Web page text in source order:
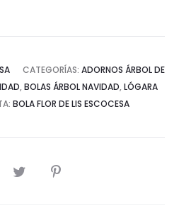
CATEGORÍAS: ADORNOS ÁRBOL DE
, BOLAS ÁRBOL NAVIDAD, LÓGARA
BOLA FLOR DE LIS ESCOCESA